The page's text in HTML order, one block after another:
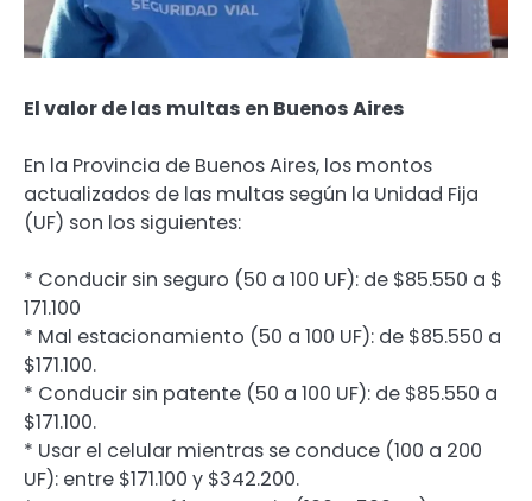
El valor de las multas en Buenos Aires
En la Provincia de Buenos Aires, los montos
actualizados de las multas según la Unidad Fija
(UF) son los siguientes:
* Conducir sin seguro (50 a 100 UF): de $85.550 a $
171.100
* Mal estacionamiento (50 a 100 UF): de $85.550 a
$171.100.
* Conducir sin patente (50 a 100 UF): de $85.550 a
$171.100.
* Usar el celular mientras se conduce (100 a 200
UF): entre $171.100 y $342.200.